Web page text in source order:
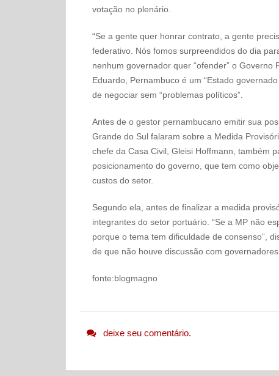
votação no plenário.
“Se a gente quer honrar contrato, a gente
federativo. Nós fomos surpreendidos do dia
nenhum governador quer “ofender” o
Eduardo, Pernambuco é um “Estado
de negociar sem “problemas políticos”.
Antes de o gestor pernambucano emitir sua
Grande do Sul falaram sobre a Medida
chefe da Casa Civil, Gleisi Hoffmann, também
posicionamento do governo, que tem como
custos do setor.
Segundo ela, antes de finalizar a medida
integrantes do setor portuário. “Se a MP não
porque o tema tem dificuldade de consenso”,
de que não houve discussão com governadores.
fonte:blogmagno
deixe seu comentário.